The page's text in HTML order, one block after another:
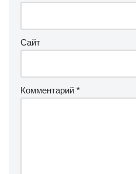
Сайт
Комментарий *